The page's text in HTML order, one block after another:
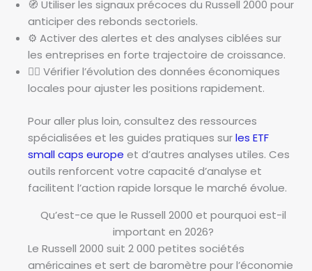
🧭 Utiliser les signaux précoces du Russell 2000 pour
anticiper des rebonds sectoriels.
⚙️ Activer des alertes et des analyses ciblées sur
les entreprises en forte trajectoire de croissance.
🕵️‍♀️ Vérifier l’évolution des données économiques
locales pour ajuster les positions rapidement.
Pour aller plus loin, consultez des ressources
spécialisées et les guides pratiques surles ETF
small caps europe et d’autres analyses utiles. Ces
outils renforcent votre capacité d’analyse et
facilitent l’action rapide lorsque le marché évolue.
Qu’est-ce que le Russell 2000 et pourquoi est-il
important en 2026?
Le Russell 2000 suit 2 000 petites sociétés
américaines et sert de baromètre pour l’économie